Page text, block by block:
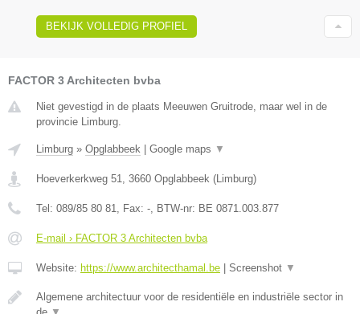
BEKIJK VOLLEDIG PROFIEL
FACTOR 3 Architecten bvba
Niet gevestigd in de plaats Meeuwen Gruitrode, maar wel in de
provincie Limburg.
Limburg » Opglabbeek Google maps ▼
Hoeverkerkweg 51 3660 Opglabbeek ( Limburg)
Tel: 089/85 80 81 , Fax: - , BTW-nr: BE 0871.003.877
E-mail › FACTOR 3 Architecten bvba
Website: https://www.architecthamal.be Screenshot ▼
Algemene architectuur voor de residentiële en industriële sector in